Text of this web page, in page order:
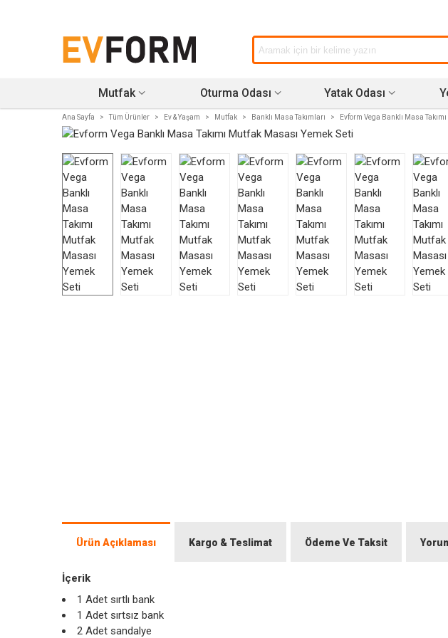
Mutfak Oturma Odası Yatak Odası
Ana Sayfa > Tüm Ürünler > Ev & Yaşam > Mutfak > Banklı Masa Takımları > Evform Vega Banklı Masa
Ürün Açıklaması Kargo & Teslimat Ödeme Ve Taksit
İçerik
1 Adet sırtlı bank
1 Adet sırtsız bank
2 Adet sandalye